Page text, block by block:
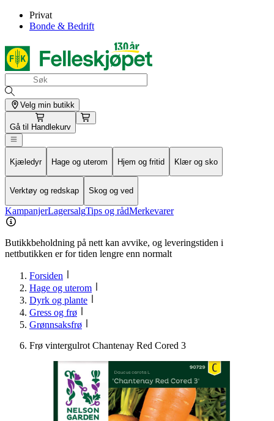
Privat
Bonde & Bedrift
Velg min butikk
Gå til Handlekurv
Kjæledyr Hage og uterom Hjem og fritid Klær og sko
Verktøy og redskap Skog og ved
KampanjerLagersalgTips og rådMerkevarer
Butikkbeholdning på nett kan avvike, og leveringstiden i
nettbutikken er for tiden lengre enn normalt
Forsiden
Hage og uterom
Dyrk og plante
Gress og frø
Grønnsaksfrø
Frø vintergulrot Chantenay Red Cored 3